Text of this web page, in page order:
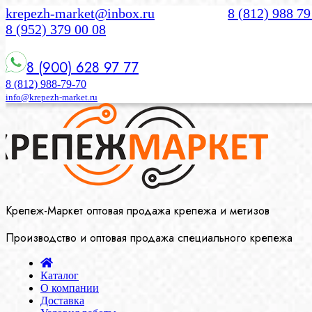
krepezh-market@inbox.ru
8 (812) 988
8 (952) 379 00 08
8 (900) 628 97 77
8 (812) 988-79-70
info@krepezh-market.ru
Крепеж-Маркет оптовая продажа крепежа и метизов
Производство и оптовая продажа специального крепежа
Каталог
О компании
Доставка